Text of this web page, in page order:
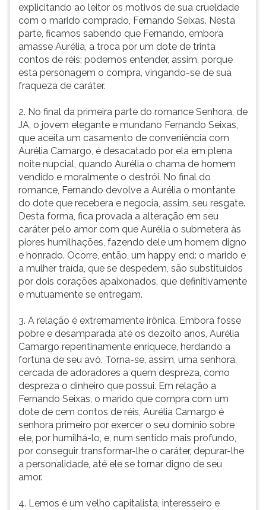
explicitando ao leitor os motivos de sua crueldade
com o marido comprado, Fernando Seixas. Nesta
parte, ficamos sabendo que Fernando, embora
amasse Aurélia, a troca por um dote de trinta
contos de réis; podemos entender, assim, porque
esta personagem o compra, vingando-se de sua
fraqueza de caráter.
2. No final da primeira parte do romance Senhora, de
JA, o jovem elegante e mundano Fernando Seixas,
que aceita um casamento de conveniência com
Aurélia Camargo, é desacatado por ela em plena
noite nupcial, quando Aurélia o chama de homem
vendido e moralmente o destrói. No final do
romance, Fernando devolve a Aurélia o montante
do dote que recebera e negocia, assim, seu resgate.
Desta forma, fica provada a alteração em seu
caráter pelo amor com que Aurélia o submetera às
piores humilhações, fazendo dele um homem digno
e honrado. Ocorre, então, um happy end: o marido e
a mulher traída, que se despedem, são substituídos
por dois corações apaixonados, que definitivamente
e mutuamente se entregam.
3. A relação é extremamente irônica. Embora fosse
pobre e desamparada até os dezoito anos, Aurélia
Camargo repentinamente enriquece, herdando a
fortuna de seu avô. Torna-se, assim, uma senhora,
cercada de adoradores a quem despreza, como
despreza o dinheiro que possui. Em relação a
Fernando Seixas, o marido que compra com um
dote de cem contos de réis, Aurélia Camargo é
senhora primeiro por exercer o seu domínio sobre
ele, por humilhá-lo, e, num sentido mais profundo,
por conseguir transformar-lhe o caráter, depurar-lhe
a personalidade, até ele se tornar digno de seu
amor.
4. Lemos é um velho capitalista, interesseiro e